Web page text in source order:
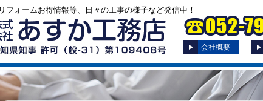
フォームお得情報等、日々の工事の様子など発信中！
会社概要